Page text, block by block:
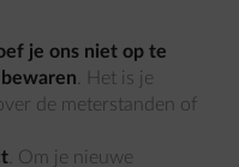
je ons niet op te
. Het is je
de meterstanden of
. Om je nieuwe